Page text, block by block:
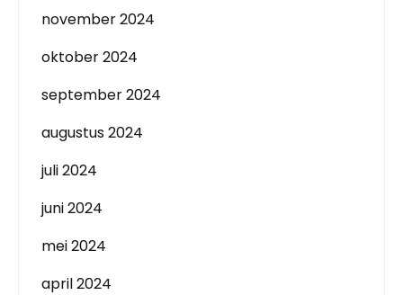
november 2024
oktober 2024
september 2024
augustus 2024
juli 2024
juni 2024
mei 2024
april 2024